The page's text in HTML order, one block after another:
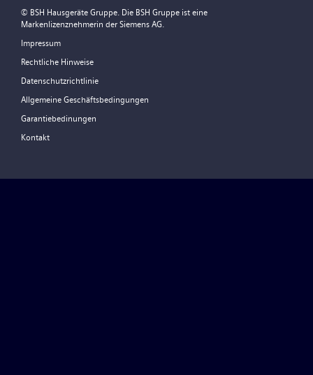
© BSH Hausgeräte Gruppe. Die BSH Gruppe ist eine
Markenlizenznehmerin der Siemens AG.
Impressum
Rechtliche Hinweise
Datenschutzrichtlinie
Allgemeine Geschäftsbedingungen
Garantiebedinungen
Kontakt